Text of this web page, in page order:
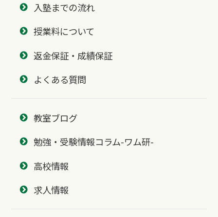
入塾までの流れ
授業料について
返金保証・成績保証
よくある質問
教室ブログ
勉強・受験情報コラム-ワム研-
高校情報
求人情報